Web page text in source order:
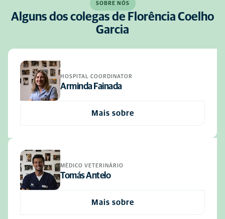
SOBRE NÓS
Alguns dos colegas de Florência Coelho
Garcia
HOSPITAL COORDINATOR
Arminda Fainada
Mais sobre
MÉDICO VETERINÁRIO
Tomás Antelo
Mais sobre